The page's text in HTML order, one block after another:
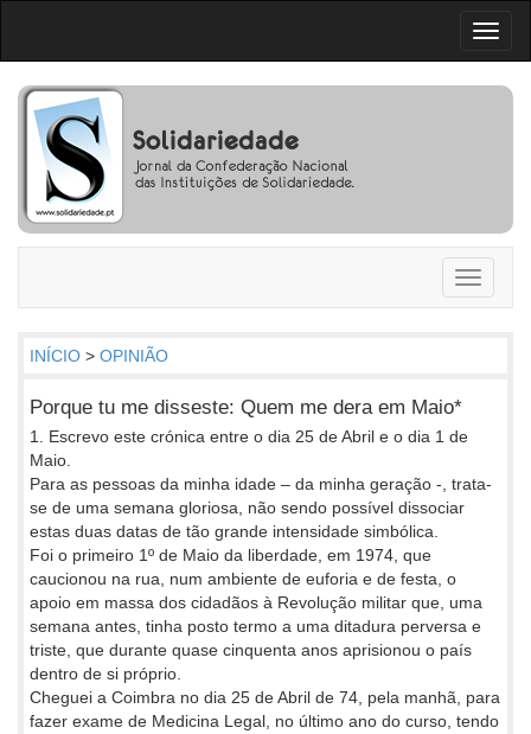
Toggle
INÍCIO > OPINIÃO
Porque tu me disseste: Quem me dera em Maio*
1. Escrevo este crónica entre o dia 25 de Abril e o dia 1 de
Maio.
Para as pessoas da minha idade – da minha geração -, trata-
se de uma semana gloriosa, não sendo possível dissociar
estas duas datas de tão grande intensidade simbólica.
Foi o primeiro 1º de Maio da liberdade, em 1974, que
caucionou na rua, num ambiente de euforia e de festa, o
apoio em massa dos cidadãos à Revolução militar que, uma
semana antes, tinha posto termo a uma ditadura perversa e
triste, que durante quase cinquenta anos aprisionou o país
dentro de si próprio.
Cheguei a Coimbra no dia 25 de Abril de 74, pela manhã, para
fazer exame de Medicina Legal, no último ano do curso, tendo